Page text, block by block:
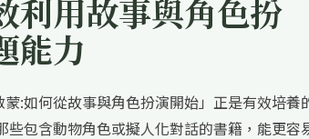
利用故事與角色扮
能力
:如何從故事與角色扮演開始」正是有效培養
包含動物角色或擬人化對話的書籍，能更容